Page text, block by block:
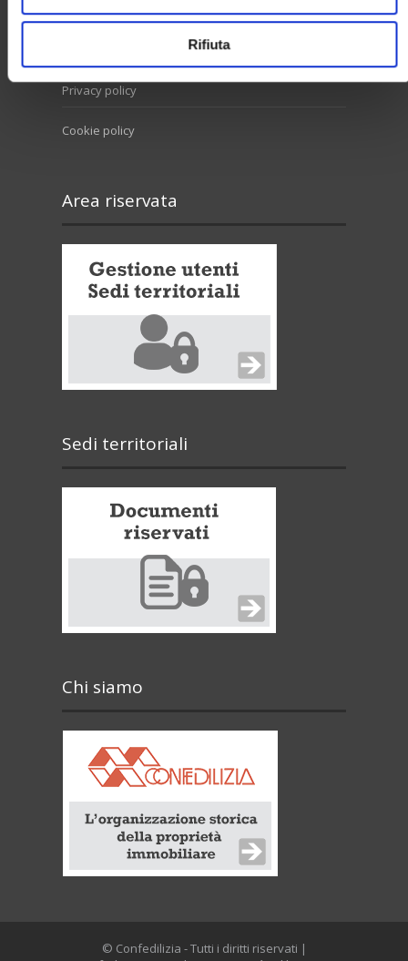
Rifiuta
Contatti e RPD
Privacy policy
Cookie policy
Area riservata
Sedi territoriali
Chi siamo
© Confedilizia - Tutti i diritti riservati |